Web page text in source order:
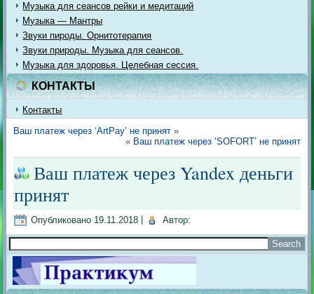
Музыка для сеансов рейки и медитаций
Музыка — Мантры
Звуки пироды. Орнитотерапия
Звуки природы. Музыка для сеансов.
Музыка для здоровья. Целебная сессия.
КОНТАКТЫ
Контакты
Ваш платеж через ‘ArtPay’ не принят »
« Ваш платеж через ‘SOFORT’ не принят
Ваш платеж через Yandex деньги
принят
Опубликовано 19.11.2018 Автор: